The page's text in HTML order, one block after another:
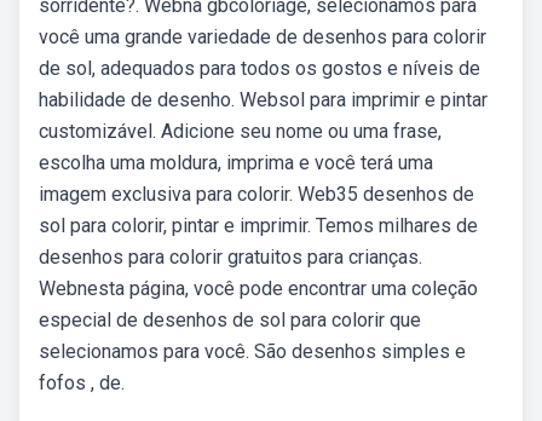
sorridente?. Webna gbcoloriage, selecionamos para
você uma grande variedade de desenhos para colorir
de sol, adequados para todos os gostos e níveis de
habilidade de desenho. Websol para imprimir e pintar
customizável. Adicione seu nome ou uma frase,
escolha uma moldura, imprima e você terá uma
imagem exclusiva para colorir. Web35 desenhos de
sol para colorir, pintar e imprimir. Temos milhares de
desenhos para colorir gratuitos para crianças.
Webnesta página, você pode encontrar uma coleção
especial de desenhos de sol para colorir que
selecionamos para você. São desenhos simples e
fofos , de.